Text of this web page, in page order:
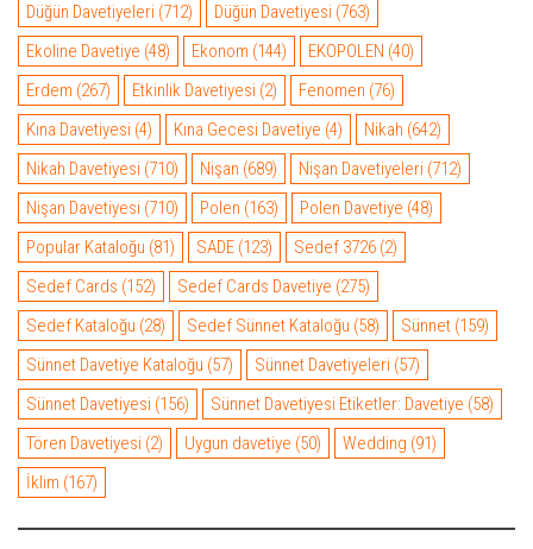
Düğün Davetiyeleri (712) Düğün Davetiyesi (763)
Ekoline Davetiye (48) Ekonom (144) EKOPOLEN (40)
Erdem (267) Etkinlik Davetiyesi (2) Fenomen (76)
Kına Davetiyesi (4) Kına Gecesi Davetiye (4) Nikah (642)
Nikah Davetiyesi (710) Nişan (689) Nişan Davetiyeleri (712)
Nişan Davetiyesi (710) Polen (163) Polen Davetiye (48)
Popular Kataloğu (81) SADE (123) Sedef 3726 (2)
Sedef Cards (152) Sedef Cards Davetiye (275)
Sedef Kataloğu (28) Sedef Sünnet Kataloğu (58) Sünnet (159)
Sünnet Davetiye Kataloğu (57) Sünnet Davetiyeleri (57)
Sünnet Davetiyesi (156) Sünnet Davetiyesi Etiketler: Davetiye (58)
Tören Davetiyesi (2) Uygun davetiye (50) Wedding (91)
İklim (167)